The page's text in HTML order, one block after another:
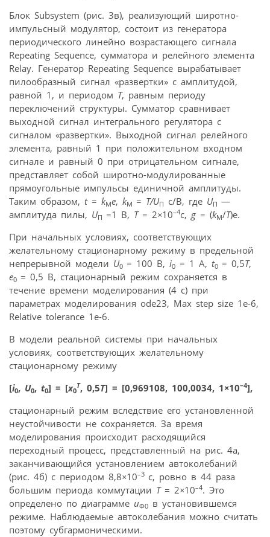
Блок Subsystem (рис. 3в), реализующий широтно-
импульсный модулятор, состоит из генератора
периодического линейно возрастающего сигнала
Repeating Sequence, сумматора и релейного элемента
Relay. Генератор Repeating Sequence вырабатывает
пилообразный сигнал «развертки» с амплитудой,
равной 1, и периодом T, равным периоду
переключений структуры. Сумматор сравнивает
выходной сигнал интегрального регулятора с
сигналом «развертки». Выходной сигнал релейного
элемента, равный 1 при положительном входном
сигнале и равный 0 при отрицательном сигнале,
представляет собой широтно-модулированные
прямоугольные импульсы единичной амплитуды.
Таким образом, t= kMe, kM = T/UП с/В, где UП —
амплитуда пилы, UП =1 В, T = 2×10–4c, g = (kM/T)e.
При начальных условиях, соответствующих
желательному стационарному режиму в предельной
непрерывной модели U0 = 100 B, i0 = 1 A, t0 = 0,5T,
e0 = 0,5 B, стационарный режим сохраняется в
течение времени моделирования (4 с) при
параметрах моделирования ode23, Max step size 1e-6,
Relative tolerance 1e-6.
В модели реальной системы при начальных
условиях, соответствующих желательному
стационарному режиму
[i0, U0, t0] = [x0
T, 0,5T] = [0,969108, 100,0034, 1×10–4],
стационарный режим вследствие его установленной
неустойчивости не сохраняется. За время
моделирования происходит расходящийся
переходный процесс, представленный на рис. 4а,
заканчивающийся установлением автоколебаний
(рис. 4б) с периодом 8,8×10–3 c, ровно в 44 раза
большим периода коммутации T = 2×10–4. Это
определено по диаграмме uФ0 в установившемся
режиме. Наблюдаемые автоколебания можно считать
поэтому субгармоническими.